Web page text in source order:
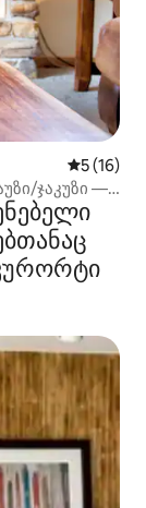
საშუალო
5 (16)
ჯაკუზი —